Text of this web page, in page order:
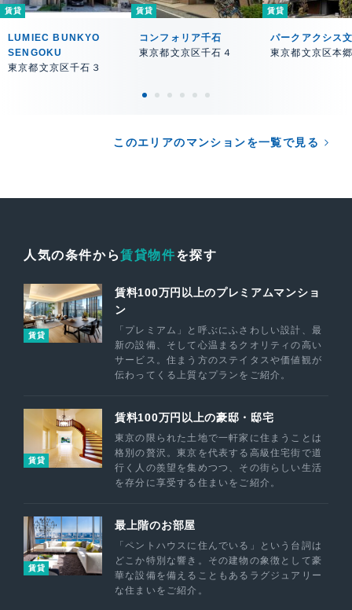
賃貸
LUMIEC BUNKYO
SENGOKU
東京都文京区千石３
賃貸
コンフォリア千石
東京都文京区千石４
賃貸
パークアクシス
東京都文京区本
このエリアのマンションを一覧で見る
人気の条件から賃貸物件を探す
賃貸
賃料100万円以上のプレミアムマンショ
ン
「プレミアム」と呼ぶにふさわしい設計、最
新の設備、そして心温まるクオリティの高い
サービス。住まう方のステイタスや価値観が
伝わってくる上質なプランをご紹介。
賃貸
賃料100万円以上の豪邸・邸宅
東京の限られた土地で一軒家に住まうことは
格別の贅沢。東京を代表する高級住宅街で道
行く人の羨望を集めつつ、その街らしい生活
を存分に享受する住まいをご紹介。
賃貸
最上階のお部屋
「ペントハウスに住んでいる」という台詞は
どこか特別な響き。その建物の象徴として豪
華な設備を備えることもあるラグジュアリー
な住まいをご紹介。